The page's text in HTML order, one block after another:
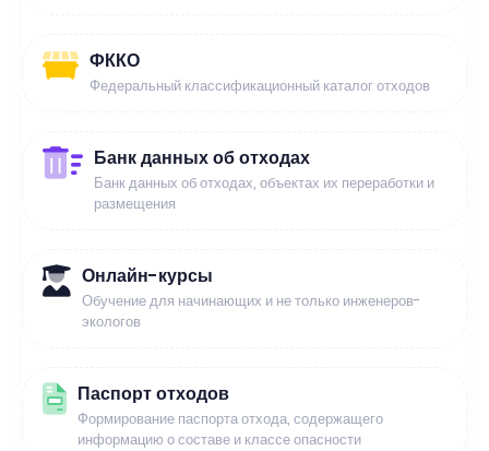
ФККО
Федеральный классификационный каталог отходов
Банк данных об отходах
Банк данных об отходах, объектах их переработки и
размещения
Онлайн-курсы
Обучение для начинающих и не только инженеров-
экологов
Паспорт отходов
Формирование паспорта отхода, содержащего
информацию о составе и классе опасности